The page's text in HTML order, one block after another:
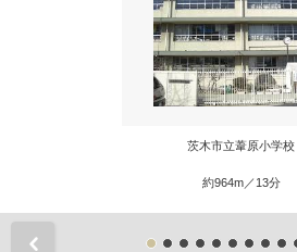
茨木市立葦原小学校
約964m／13分